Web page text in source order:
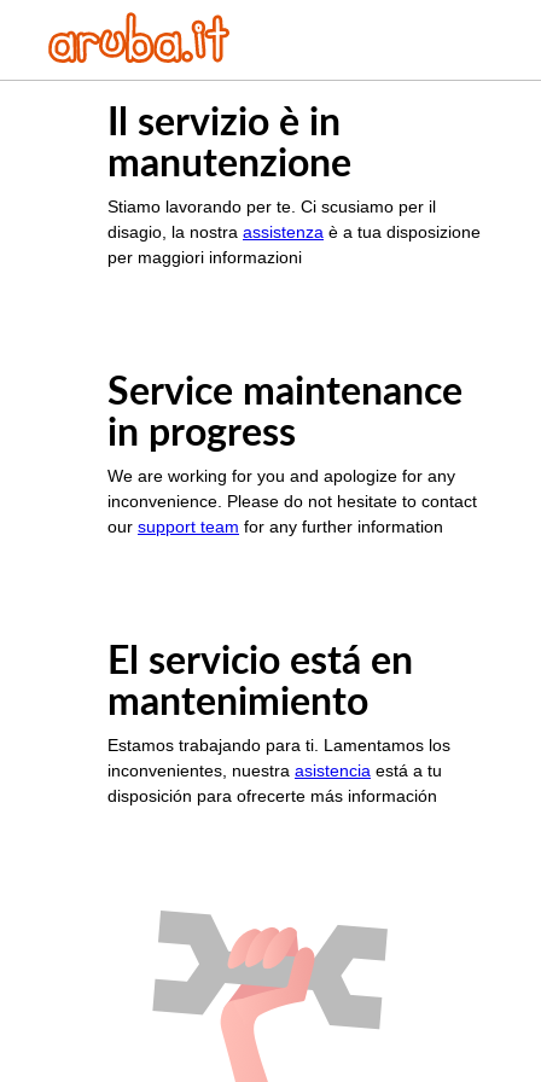
Il servizio è in
manutenzione
Stiamo lavorando per te. Ci scusiamo per il
disagio, la nostra assistenza è a tua disposizione
per maggiori informazioni
Service maintenance
in progress
We are working for you and apologize for any
inconvenience. Please do not hesitate to contact
our support team for any further information
El servicio está en
mantenimiento
Estamos trabajando para ti. Lamentamos los
inconvenientes, nuestra asistencia está a tu
disposición para ofrecerte más información